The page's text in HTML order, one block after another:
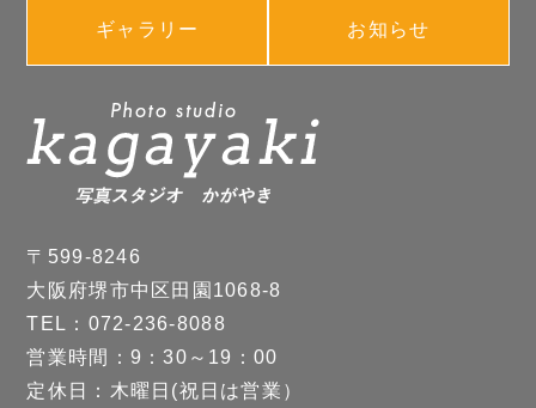
ギャラリー お知らせ
〒599-8246
大阪府堺市中区田園1068-8
TEL：072-236-8088
営業時間：9：30～19：00
定休日：木曜日(祝日は営業）